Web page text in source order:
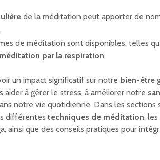
de la méditation peut apporter de
de méditation sont disponibles, telles
méditation par la respiration.
un impact significatif sur notre bien-être
aider à gérer le stress, à améliorer notre
notre vie quotidienne. Dans les sections
différentes techniques de méditation, les
ainsi que des conseils pratiques pour